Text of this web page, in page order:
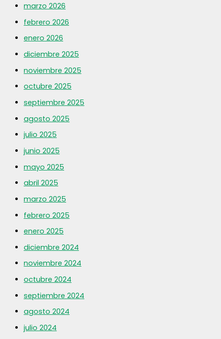
marzo 2026
febrero 2026
enero 2026
diciembre 2025
noviembre 2025
octubre 2025
septiembre 2025
agosto 2025
julio 2025
junio 2025
mayo 2025
abril 2025
marzo 2025
febrero 2025
enero 2025
diciembre 2024
noviembre 2024
octubre 2024
septiembre 2024
agosto 2024
julio 2024